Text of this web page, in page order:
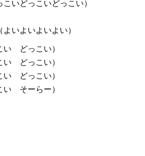
いどっこいどっこい）
いよいよいよい）
い どっこい）
い どっこい）
い どっこい）
い そーらー）